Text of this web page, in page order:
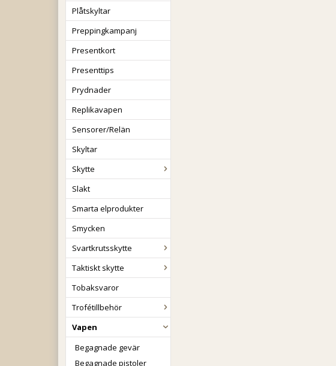
Plåtskyltar
Preppingkampanj
Presentkort
Presenttips
Prydnader
Replikavapen
Sensorer/Relän
Skyltar
Skytte
Slakt
Smarta elprodukter
Smycken
Svartkrutsskytte
Taktiskt skytte
Tobaksvaror
Trofétillbehör
Vapen
Begagnade gevär
Begagnade pistoler